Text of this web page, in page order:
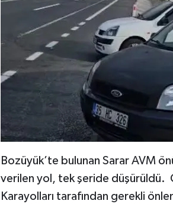
Bozüyük’te bulunan Sarar AVM
verilen yol, tek şeride düşürüldü.
Karayolları tarafından gerekli